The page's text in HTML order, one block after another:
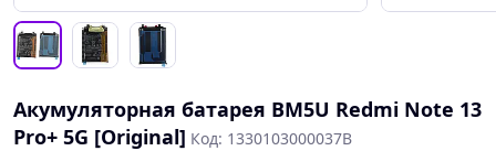
Акумуляторная батарея BM5U Redmi Note 13
Pro+ 5G [Original] Код: 1330103000037B